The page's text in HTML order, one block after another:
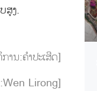
ສູງ.
ານ:ຄຳປະເສີດ]
Lirong]